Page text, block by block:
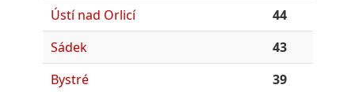
Ústí nad Orlicí
44
Sádek
43
Bystré
39